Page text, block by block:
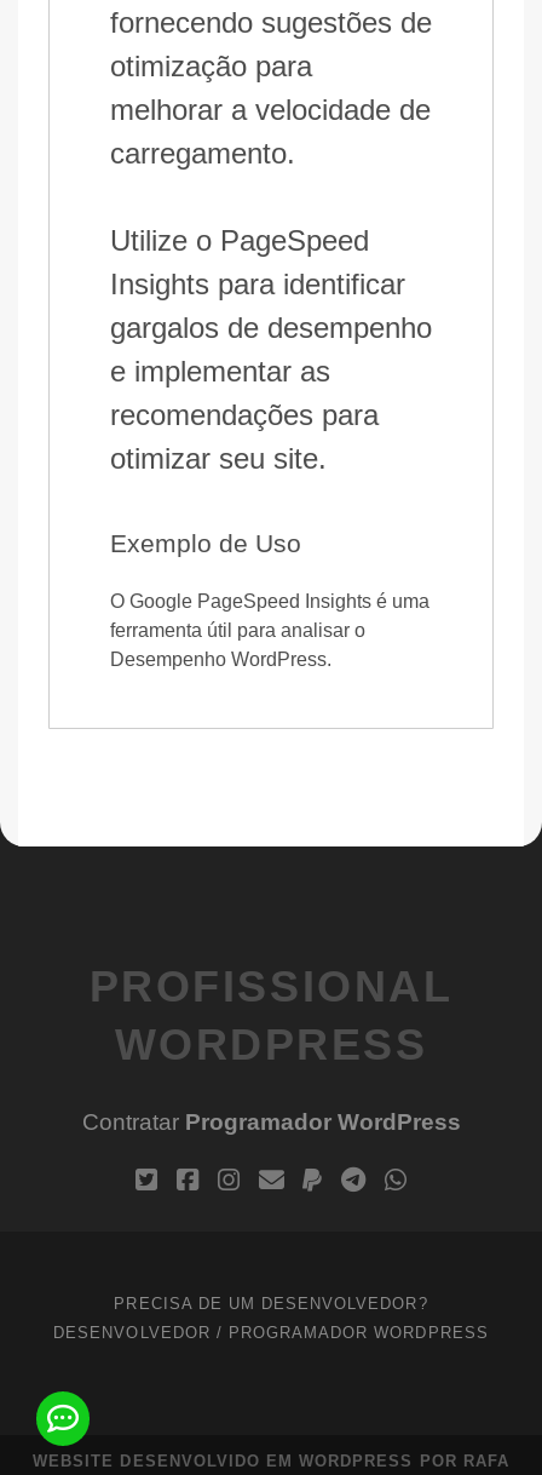
fornecendo sugestões de
otimização para
melhorar a velocidade de
carregamento.
Utilize o PageSpeed
Insights para identificar
gargalos de desempenho
e implementar as
recomendações para
otimizar seu site.
Exemplo de Uso
O Google PageSpeed Insights é uma
ferramenta útil para analisar o
Desempenho WordPress.
PROFISSIONAL
WORDPRESS
Contratar Programador WordPress
PRECISA DE UM DESENVOLVEDOR?
DESENVOLVEDOR / PROGRAMADOR WORDPRESS
WEBSITE DESENVOLVIDO EM WORDPRESS POR RAFA